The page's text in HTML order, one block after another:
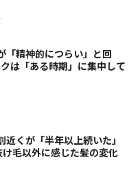
「精神的につらい」と回
は「ある時期」に集中して
くが「半年以上続いた」
毛以外に感じた髪の変化